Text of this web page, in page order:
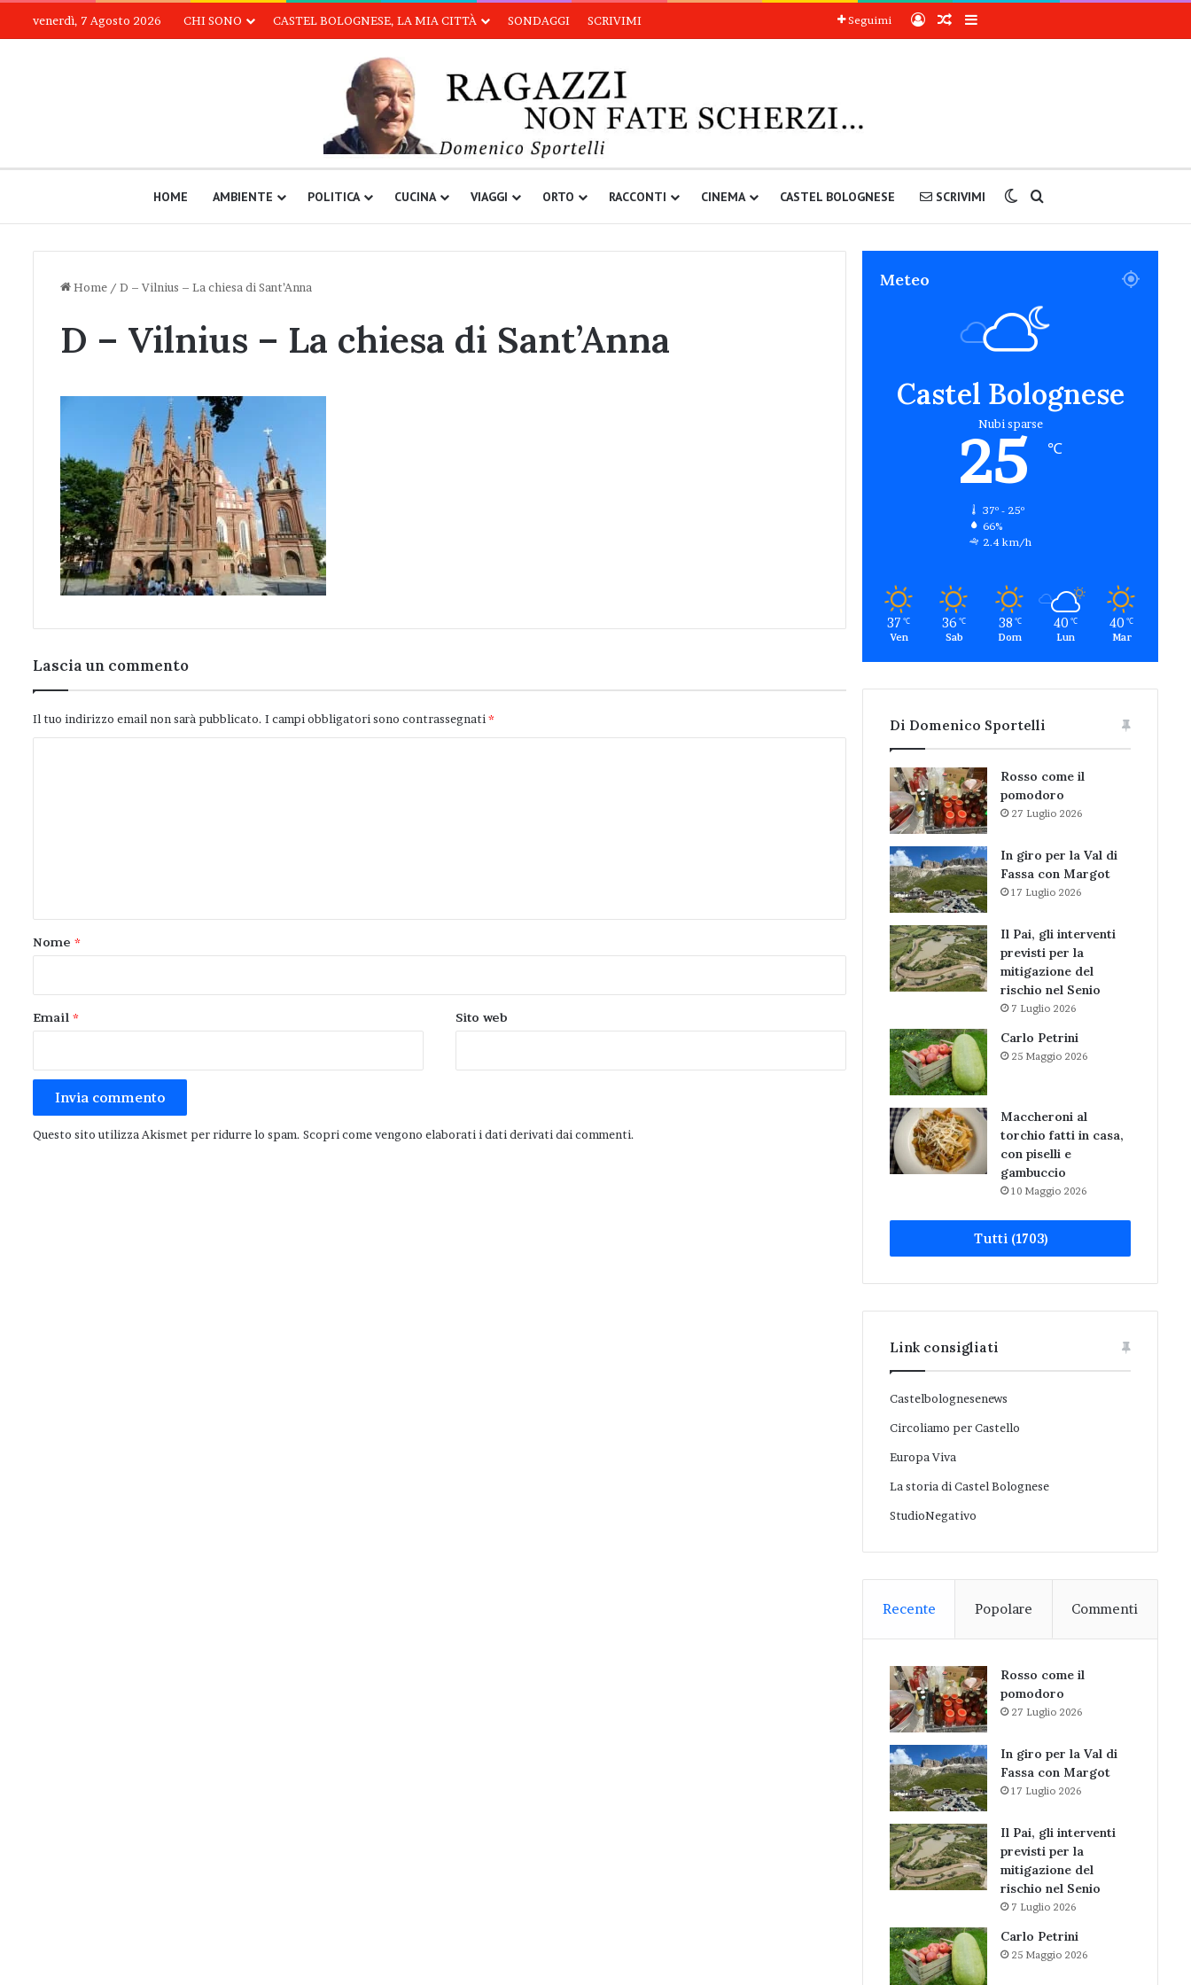
venerdì, 7 Agosto 2026 CHI SONO CASTEL BOLOGNESE, LA MIA CITTÀ SONDAGGI SCRIVIMI Seguimi AccediArticoli a sorpresa
Barra laterale
HOME AMBIENTE POLITICA CUCINA VIAGGI ORTO RACCONTI CINEMA CASTEL BOLOGNESE SCRIVIMI Cambia aspetto
Home / D – Vilnius – La chiesa di Sant’Anna
D – Vilnius – La chiesa di Sant’Anna
Lascia un commento
Il tuo indirizzo email non sarà pubblicato. I campi obbligatori sono contrassegnati *
o
Nome *
Email * Sito web
Questo sito utilizza Akismet per ridurre lo spam. Scopri come vengono elaborati i dati derivati dai commenti.
Meteo
Castel Bolognese
Nubi sparse
25 ℃
37º - 25º
66%
2.4 km/h
37 ℃
Ven
36 ℃
Sab
38 ℃
Dom
40 ℃
Lun
40 ℃
Mar
Di Domenico Sportelli
Rosso come il
pomodoro
27 Luglio 2026
In giro per la Val di
Fassa con Margot
17 Luglio 2026
Il Pai, gli interventi
previsti per la
mitigazione del
rischio nel Senio
7 Luglio 2026
Carlo Petrini
25 Maggio 2026
Maccheroni al
torchio fatti in casa,
con piselli e
gambuccio
10 Maggio 2026
Tutti (1703)
Link consigliati
Castelbolognesenews
Circoliamo per Castello
Europa Viva
La storia di Castel Bolognese
StudioNegativo
Recente Popolare Commenti
Rosso come il
pomodoro
27 Luglio 2026
In giro per la Val di
Fassa con Margot
17 Luglio 2026
Il Pai, gli interventi
previsti per la
mitigazione del
rischio nel Senio
7 Luglio 2026
Carlo Petrini
25 Maggio 2026